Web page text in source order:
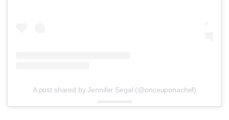
A post shared by Jennifer Segal (@onceuponachef)